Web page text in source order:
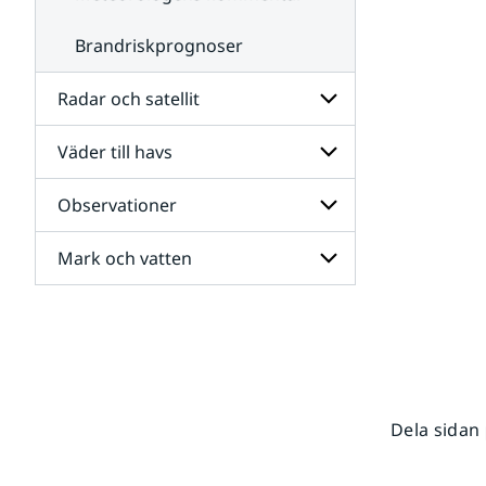
Brandriskprognoser
Radar och satellit
Undersidor
för
Radar
och
satellit
Väder till havs
Undersidor
för
Väder
till
havs
Observationer
Undersidor
för
Mark och vatten
Dela sidan